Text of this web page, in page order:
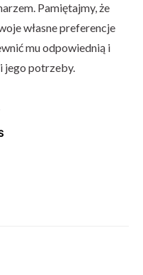
Pamiętajmy, że
własne preferencje
mu odpowiednią i
jego potrzeby.